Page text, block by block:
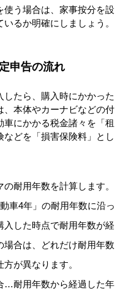
使う場合は、家事按分を設
るか明確にしましょう。
申告の流れ
したら、購入時にかかった
、本体やカーナビなどの付
にかかる税金諸々を「租
どを「損害保険料」とし
耐用年数を計算します。
車4年」の耐用年数に沿っ
した時点で耐用年数が経
合は、どれだけ耐用年数
が異なります。
…耐用年数から経過した年